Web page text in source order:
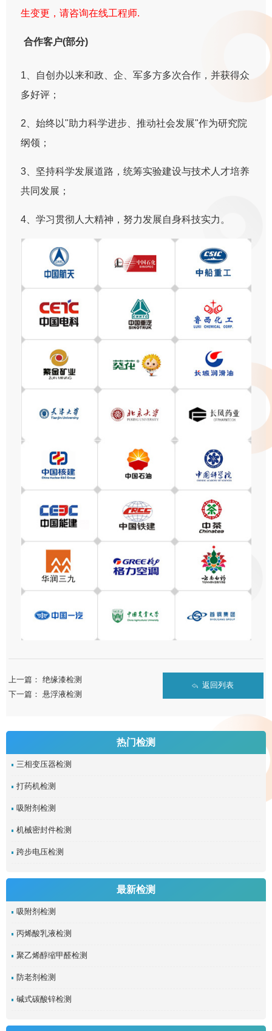
生变更，请咨询在线工程师.
合作客户(部分)
1、自创办以来和政、企、军多方多次合作，并获得众
多好评；
2、始终以"助力科学进步、推动社会发展"作为研究院
纲领；
3、坚持科学发展道路，统筹实验建设与技术人才培养
共同发展；
4、学习贯彻人大精神，努力发展自身科技实力。
上一篇：绝缘漆检测
下一篇：悬浮液检测
返回列表
热门检测
三相变压器检测
打药机检测
吸附剂检测
机械密封件检测
跨步电压检测
最新检测
吸附剂检测
丙烯酸乳液检测
聚乙烯醇缩甲醛检测
防老剂检测
碱式碳酸锌检测